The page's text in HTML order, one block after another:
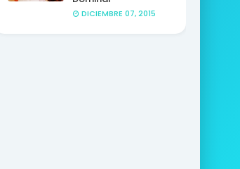
DICIEMBRE 07, 2015